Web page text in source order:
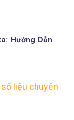
Hướng Dẫn